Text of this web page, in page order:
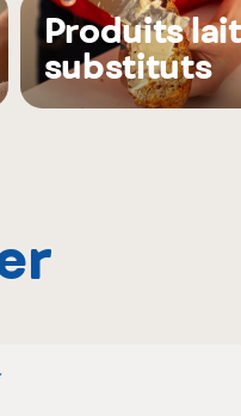
Produits
substituts